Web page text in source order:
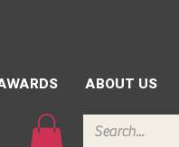
ABOUT US